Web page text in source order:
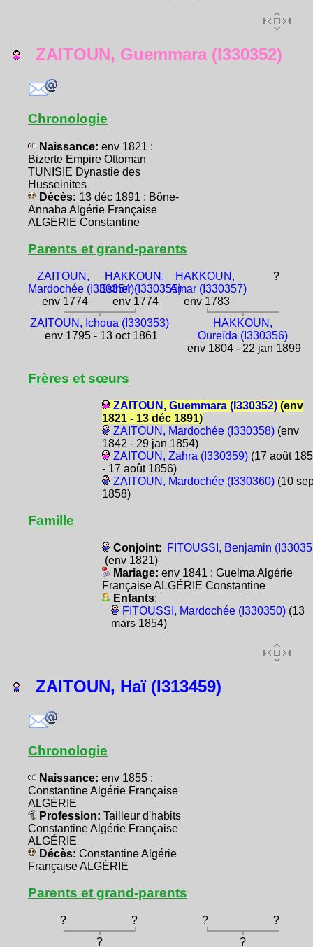
ZAITOUN, Guemmara (I330352)
Chronologie
Naissance: env 1821 :
Bizerte Empire Ottoman
TUNISIE Dynastie des
Husseinites
Décès: 13 déc 1891 : Bône-
Annaba Algérie Française
ALGÉRIE Constantine
Parents et grand-parents
ZAITOUN,
Mardochée (I330354)
env 1774
HAKKOUN,
Esther (I330355)
env 1774
HAKKOUN,
Amar (I330357)
env 1783
?
ZAITOUN, Ichoua (I330353)
env 1795 - 13 oct 1861
HAKKOUN,
Oureïda (I330356)
env 1804 - 22 jan 1899
Frères et sœurs
ZAITOUN, Guemmara (I330352)(env
1821 - 13 déc 1891)
ZAITOUN, Mardochée (I330358)(env
1842 - 29 jan 1854)
ZAITOUN, Zahra (I330359)(17 août
- 17 août 1856)
ZAITOUN, Mardochée (I330360)(10
1858)
Famille
Conjoint:
FITOUSSI, Benjamin
(env 1821)
Mariage: env 1841 : Guelma Algérie
Française ALGÉRIE Constantine
Enfants:
FITOUSSI, Mardochée (I330350)(13
mars 1854)
ZAITOUN, Haï (I313459)
Chronologie
Naissance: env 1855 :
Constantine Algérie Française
ALGÉRIE
Profession: Tailleur d'habits
Constantine Algérie Française
ALGÉRIE
Décès: Constantine Algérie
Française ALGÉRIE
Parents et grand-parents
? ? ?
?
?
?